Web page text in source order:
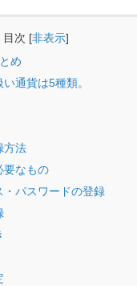
目次 [非表示]
め
通貨は5種類。
方法
要なもの
・パスワードの登録